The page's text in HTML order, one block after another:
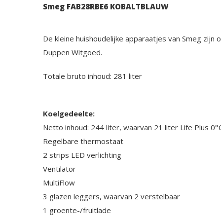
Smeg FAB28RBE6 KOBALTBLAUW
De kleine huishoudelijke apparaatjes van Smeg zijn
Duppen Witgoed.
Totale bruto inhoud: 281 liter
Koelgedeelte:
Netto inhoud: 244 liter, waarvan 21 liter Life Plus
Regelbare thermostaat
2 strips LED verlichting
Ventilator
MultiFlow
3 glazen leggers, waarvan 2 verstelbaar
1 groente-/fruitlade